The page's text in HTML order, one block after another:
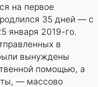
на первое
35 дней — с
января 2019-го.
в
вынуждены
помощью, а
— массово